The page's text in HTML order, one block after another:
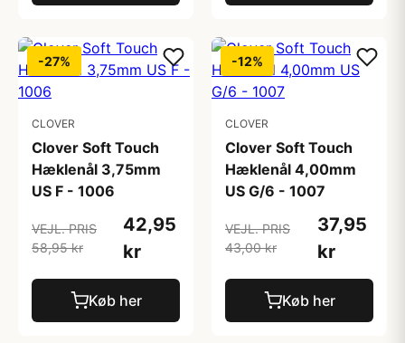
-27%
CLOVER
Clover Soft Touch
Hæklenål 3,75mm
US F - 1006
VEJL. PRIS
58,95 kr
42,95
kr
Køb her
-12%
CLOVER
Clover Soft Touch
Hæklenål 4,00mm
US G/6 - 1007
VEJL. PRIS
43,00 kr
37,95
kr
Køb her